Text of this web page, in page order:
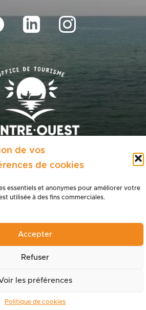
de vos
de cookies
essentiels et anonymes pour améliorer votre
utilisée à des fins commerciales.
Accepter
Refuser
les préférences
Politique de cookies
Nos brochures
terroir
Espace presse
Politique de confidentialité
Mentions légales